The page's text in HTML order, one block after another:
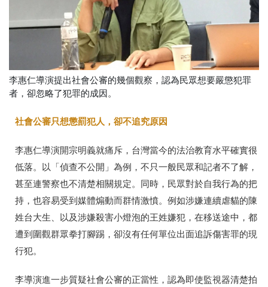
李惠仁導演提出社會公審的幾個觀察，認為民眾想要嚴懲犯罪
者，卻忽略了犯罪的成因。
社會公審只想懲罰犯人，卻不追究原因
李惠仁導演開宗明義就痛斥，台灣當今的法治教育水平確實很
低落。以「偵查不公開」為例，不只一般民眾和記者不了解，
甚至連警察也不清楚相關規定。同時，民眾對於自我行為的把
持，也容易受到媒體煽動而群情激憤。例如涉嫌連續虐貓的陳
姓台大生、以及涉嫌殺害小燈泡的王姓嫌犯，在移送途中，都
遭到圍觀群眾拳打腳踢，卻沒有任何單位出面追訴傷害罪的現
行犯。
李導演進一步質疑社會公審的正當性，認為即使監視器清楚拍